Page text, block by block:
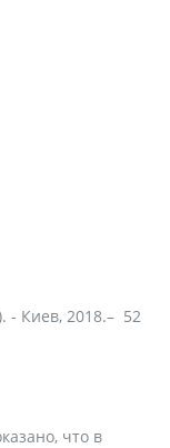
- Киев, 2018.– 52
что в